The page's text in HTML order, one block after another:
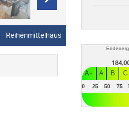
- Reihenmittelhaus
A+ A B C
0 25 50 75